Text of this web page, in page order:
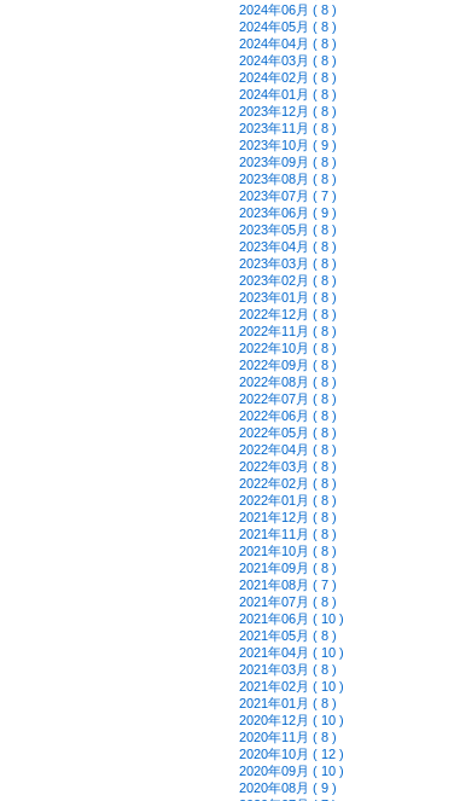
2024年06月 ( 8 )
2024年05月 ( 8 )
2024年04月 ( 8 )
2024年03月 ( 8 )
2024年02月 ( 8 )
2024年01月 ( 8 )
2023年12月 ( 8 )
2023年11月 ( 8 )
2023年10月 ( 9 )
2023年09月 ( 8 )
2023年08月 ( 8 )
2023年07月 ( 7 )
2023年06月 ( 9 )
2023年05月 ( 8 )
2023年04月 ( 8 )
2023年03月 ( 8 )
2023年02月 ( 8 )
2023年01月 ( 8 )
2022年12月 ( 8 )
2022年11月 ( 8 )
2022年10月 ( 8 )
2022年09月 ( 8 )
2022年08月 ( 8 )
2022年07月 ( 8 )
2022年06月 ( 8 )
2022年05月 ( 8 )
2022年04月 ( 8 )
2022年03月 ( 8 )
2022年02月 ( 8 )
2022年01月 ( 8 )
2021年12月 ( 8 )
2021年11月 ( 8 )
2021年10月 ( 8 )
2021年09月 ( 8 )
2021年08月 ( 7 )
2021年07月 ( 8 )
2021年06月 ( 10 )
2021年05月 ( 8 )
2021年04月 ( 10 )
2021年03月 ( 8 )
2021年02月 ( 10 )
2021年01月 ( 8 )
2020年12月 ( 10 )
2020年11月 ( 8 )
2020年10月 ( 12 )
2020年09月 ( 10 )
2020年08月 ( 9 )